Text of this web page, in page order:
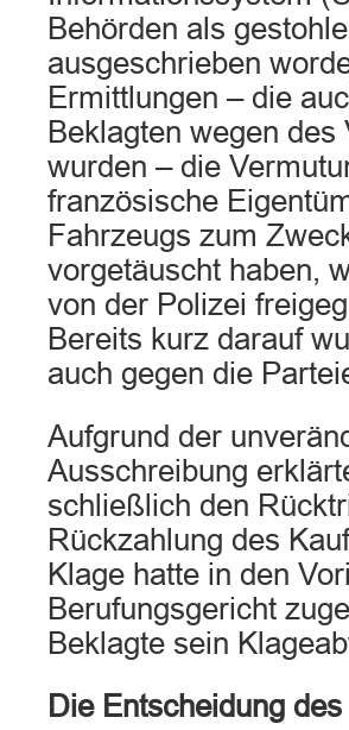
Behörden als
ausgeschrieben
Ermittlungen – die
Beklagten wegen
wurden – die
französische
Fahrzeugs zum
vorgetäuscht haben,
von der Polizei
Bereits kurz darauf
auch gegen die
Aufgrund der
Ausschreibung
schließlich den
Rückzahlung des
Klage hatte in den
Berufungsgericht
Beklagte sein
Die Entscheidung